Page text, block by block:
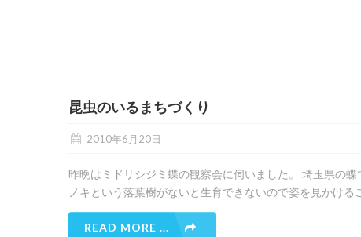
昆虫のいるまちづくり
2010年6月20日
昨晩はミドリシジミ蝶の観察会に伺いました。 埼玉県の
ノキという落葉樹がないと生育できないので姿を見かけ
READ MORE ...